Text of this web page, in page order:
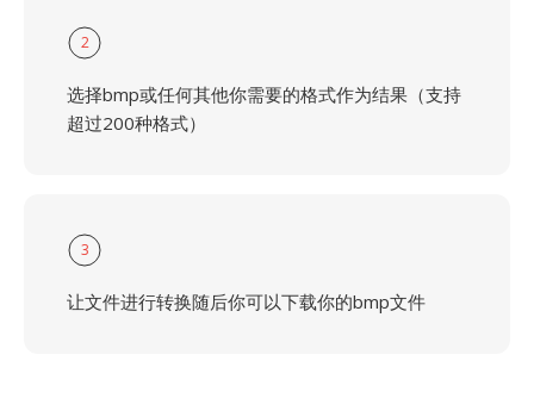
2
选择bmp或任何其他你需要的格式作为结果（支持
超过200种格式）
3
让文件进行转换随后你可以下载你的bmp文件